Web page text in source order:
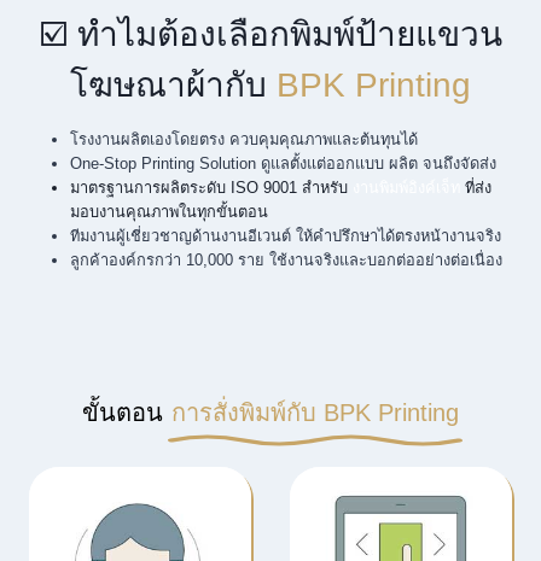
☑️ ทำไมต้องเลือกพิมพ์ป้ายแขวน
โฆษณาผ้ากับ BPK Printing
โรงงานผลิตเองโดยตรง ควบคุมคุณภาพและต้นทุนได้
One-Stop Printing Solution ดูแลตั้งแต่ออกแบบ ผลิต จนถึงจัดส่ง
มาตรฐานการผลิตระดับ ISO 9001 สำหรับ
ที่ส่ง
มอบงานคุณภาพในทุกขั้นตอน
ทีมงานผู้เชี่ยวชาญด้านงานอีเวนต์ ให้คำปรึกษาได้ตรงหน้างานจริง
ลูกค้าองค์กรกว่า 10,000 ราย ใช้งานจริงและบอกต่ออย่างต่อเนื่อง
ขั้นตอน การสั่งพิมพ์กับ BPK Printing